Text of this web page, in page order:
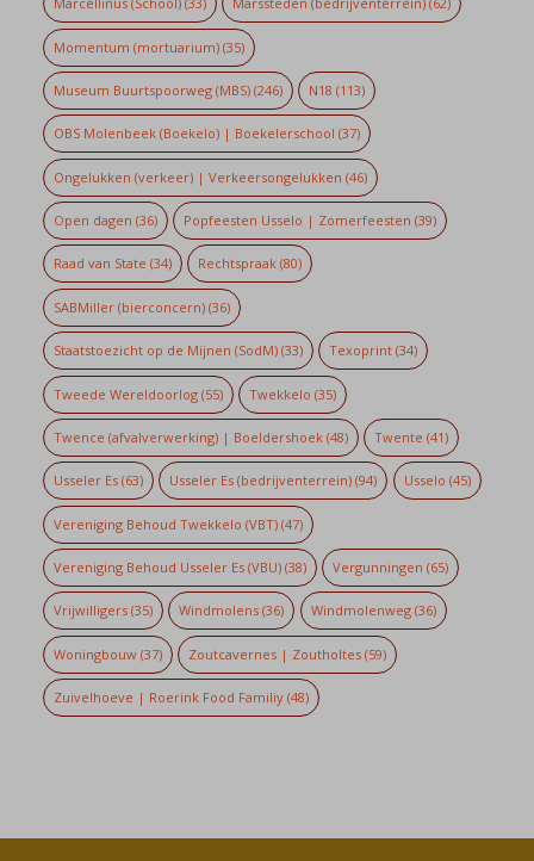
Momentum (mortuarium)(35)
Museum Buurtspoorweg (MBS)(246) N18 (113)
OBS Molenbeek (Boekelo) | Boekelerschool (37)
Ongelukken (verkeer) | Verkeersongelukken (46)
Open dagen (36) Popfeesten Usselo | Zomerfeesten (39)
Raad van State (34) Rechtspraak (80)
SABMiller (bierconcern)(36)
Staatstoezicht op de Mijnen (SodM)(33) Texoprint (34)
Tweede Wereldoorlog(55) Twekkelo (35)
Twence (afvalverwerking) | Boeldershoek(48) Twente (41)
Usseler Es(63) Usseler Es (bedrijventerrein) (94) Usselo (45)
Vereniging Behoud Twekkelo (VBT)(47)
Vereniging Behoud Usseler Es (VBU)(38) Vergunningen (65)
Vrijwilligers(35) Windmolens (36) Windmolenweg(36)
Woningbouw(37) Zoutcavernes | Zoutholtes (59)
Zuivelhoeve | Roerink Food Familiy(48)